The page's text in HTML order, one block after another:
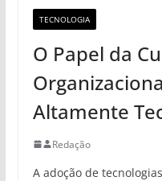
TECNOLOGIA
O Papel da
Altamente
Redação
A adoção de